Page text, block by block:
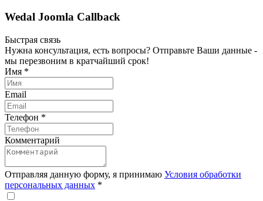
Wedal Joomla Callback
Быстрая связь
Нужна консультация, есть вопросы? Отправьте Ваши данные -
мы перезвоним в кратчайший срок!
Имя *
Email
Телефон *
Комментарий
Отправляя данную форму, я принимаю Условия обработки
персональных данных *